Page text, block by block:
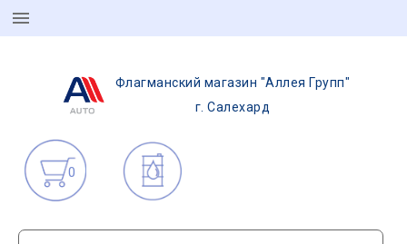
Флагманский магазин "Аллея Групп"
г. Салехард
0